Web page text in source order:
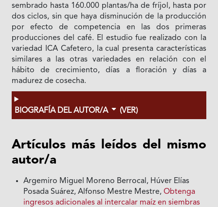
sembrado hasta 160.000 plantas/ha de fríjol, hasta por
dos ciclos, sin que haya disminución de la producción
por efecto de competencia en las dos primeras
producciones del café. El estudio fue realizado con la
variedad ICA Cafetero, la cual presenta características
similares a las otras variedades en relación con el
hábito de crecimiento, días a floración y días a
madurez de cosecha.
BIOGRAFÍA DEL AUTOR/A (VER)
Artículos más leídos del mismo
autor/a
Argemiro Miguel Moreno Berrocal, Húver Elías
Posada Suárez, Alfonso Mestre Mestre,Obtenga
ingresos adicionales al intercalar maíz en siembras